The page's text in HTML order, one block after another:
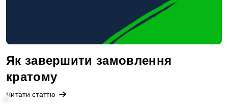
Як завершити замовлення
кратому
Читати статтю